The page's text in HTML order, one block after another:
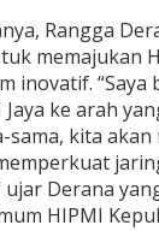
Rangga
memajukan
inovatif.
Jaya ke arah
sama, kita
ujar Derana
HIPMI